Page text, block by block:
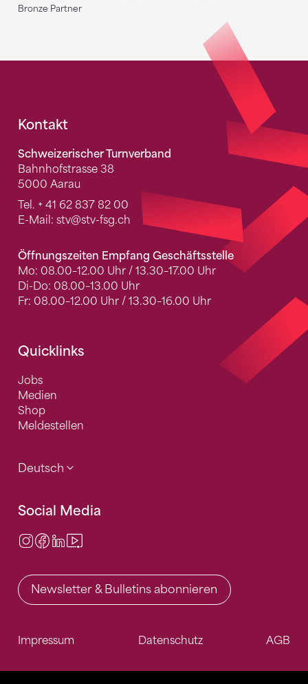
Bronze Partner
Fusszeile
Kontakt
Schweizerischer Turnverband
Bahnhofstrasse 38
5000 Aarau
Tel. + 41 62 837 82 00
E-Mail: stv@stv-fsg.ch
Öffnungszeiten Empfang Geschäftsstelle
Mo: 08.00–12.00 Uhr / 13.30–17.00 Uhr
Di-Do: 08.00–13.00 Uhr
Fr: 08.00–12.00 Uhr / 13.30–16.00 Uhr
Quicklinks
Jobs
Medien
Shop
Meldestellen
Deutsch
Social Media
Instagram
Facebook
LinkedIn
Newsletter & Bulletins abonnieren
Impressum Datenschutz AGB